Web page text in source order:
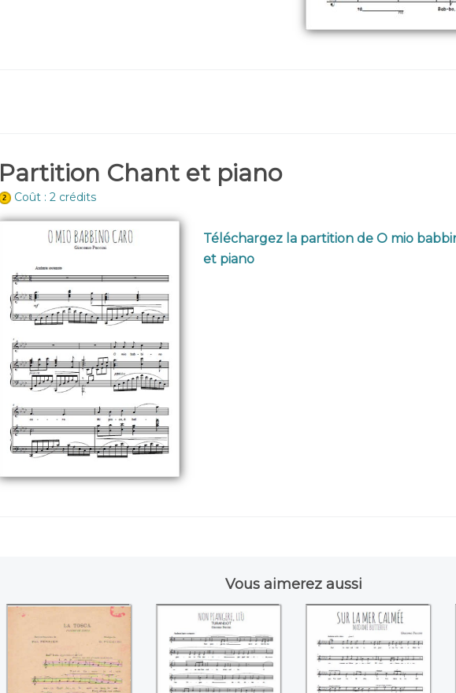
Partition Chant et piano
Coût : 2 crédits
Téléchargez la partition de O mio
et piano
Vous aimerez aussi
Prière de Tosca,
D'art et d'amour
Non piangere, liù
((Giacomo Puccini))
Sur la mer calmée,
Madame Butterfly